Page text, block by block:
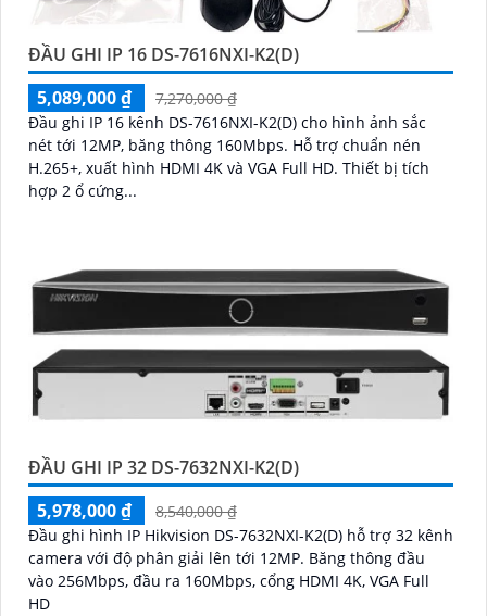
ĐẦU GHI IP 16 DS-7616NXI-K2(D)
5,089,000 ₫
7,270,000 ₫
Đầu ghi IP 16 kênh DS-7616NXI-K2(D) cho hình ảnh sắc
nét tới 12MP, băng thông 160Mbps. Hỗ trợ chuẩn nén
H.265+, xuất hình HDMI 4K và VGA Full HD. Thiết bị tích
hợp 2 ổ cứng...
ĐẦU GHI IP 32 DS-7632NXI-K2(D)
5,978,000 ₫
8,540,000 ₫
Đầu ghi hình IP Hikvision DS-7632NXI-K2(D) hỗ trợ 32 kênh
camera với độ phân giải lên tới 12MP. Băng thông đầu
vào 256Mbps, đầu ra 160Mbps, cổng HDMI 4K, VGA Full
HD